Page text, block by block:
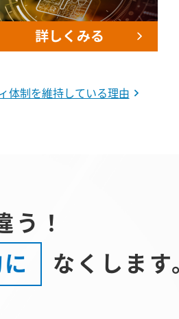
体制を維持している理由
う！
なくします